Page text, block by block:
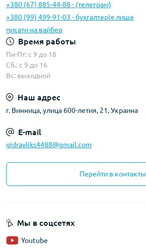
+380 (67) 885-44-88 - (телеграм)
+380 (99) 499-91-03 - бухгалтерія лише
писати на вайбер
Время работы
Пн-Пт: с 9 до 18
Сб.: с 9 до 16
Вс: выходной
Наш адрес
г. Винница, улица 600-летия, 21, Украина
E-mail
gidravliks4488@gmail.com
Перейти в контакты
Мы в соцсетях
Youtube